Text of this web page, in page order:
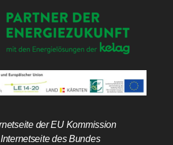
der EU Kommission
Internetseite des Bundes